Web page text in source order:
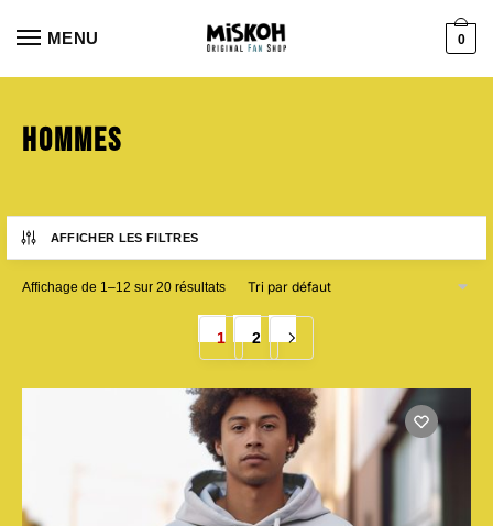
MENU 0
Hommes
AFFICHER LES FILTRES
Affichage de 1–12 sur 20 résultats
1 2